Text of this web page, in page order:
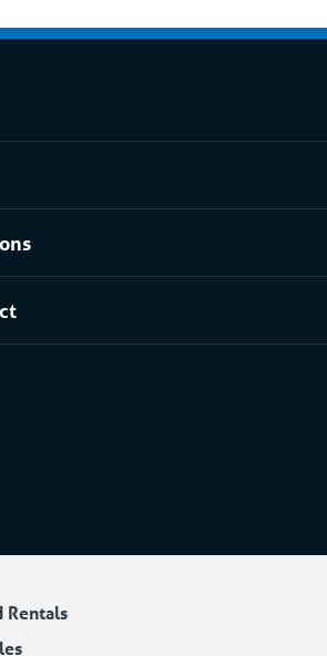
réversible
positives et négatives
les process industriels